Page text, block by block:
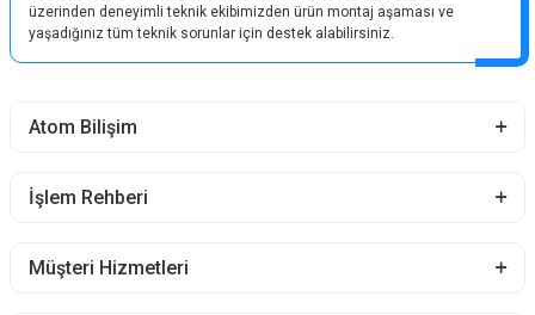
üzerinden deneyimli teknik ekibimizden ürün montaj aşaması ve
yaşadığınız tüm teknik sorunlar için destek alabilirsiniz.
Atom Bilişim
İşlem Rehberi
Müşteri Hizmetleri